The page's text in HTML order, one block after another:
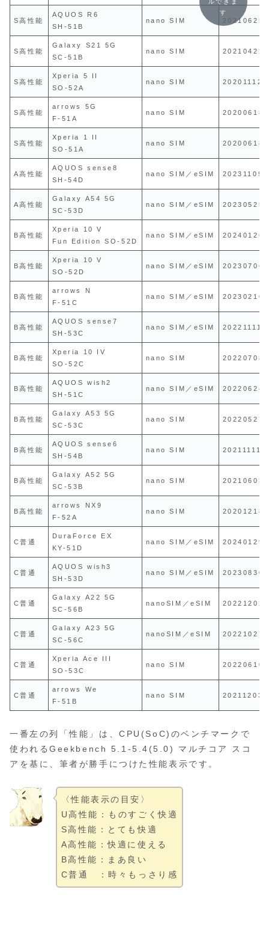
S高性能
AQUOS R6
SH-51B
nano SIM 20210625
S高性能
Galaxy S21 5G
SC-51B
nano SIM 20210422
S高性能
Xperia 5 II
SO-52A
nano SIM 20201112
S高性能
arrows 5G
F-51A
nano SIM 20200618
S高性能
Xperia 1 II
SO-51A
nano SIM 20200618
A高性能
AQUOS sense8
SH-54D
nano SIM／eSIM 20231109
A高性能
Galaxy A54 5G
SC-53D
nano SIM／eSIM 20230525
B高性能
Xperia 10 V
Fun Edition SO-52D
nano SIM／eSIM 20240126
B高性能
Xperia 10 V
SO-52D
nano SIM／eSIM 20230706
B高性能
arrows N
F-51C
nano SIM／eSIM 20230210
B高性能
AQUOS sense7
SH-53C
nano SIM／eSIM 20221111
B高性能
Xperia 10 IV
SO-52C
nano SIM 20220708
B高性能
AQUOS wish2
SH-51C
nano SIM／eSIM 20220624
B高性能
Galaxy A53 5G
SC-53C
nano SIM 20220527
B高性能
AQUOS sense6
SH-54B
nano SIM 20211111
B高性能
Galaxy A52 5G
SC-53B
nano SIM 20210603
B高性能
arrows NX9
F-52A
nano SIM 20201218
C普通
DuraForce EX
KY-51D
nano SIM／eSIM 20240129
C普通
AQUOS wish3
SH-53D
nano SIM／eSIM 20230830
C普通
Galaxy A22 5G
SC-56B
nanoSIM／eSIM 20221202
C普通
Galaxy A23 5G
SC-56C
nanoSIM／eSIM 20221027
C普通
Xperia Ace III
SO-53C
nano SIM 20220610
C普通
arrows We
F-51B
nano SIM 20211203
ルできま
す
一番左の列「性能」は、CPU(SoC)のベンチマークで
使われるGeekbench 5.1-5.4(5.0) マルチコア スコ
アを基に、筆者が勝手につけた性能表示です。
〈性能表示の目安〉
U高性能：ものすごく快適
S高性能：とても快適
A高性能：快適に使える
B高性能：まあ良い
C普通 ：時々もっさり感